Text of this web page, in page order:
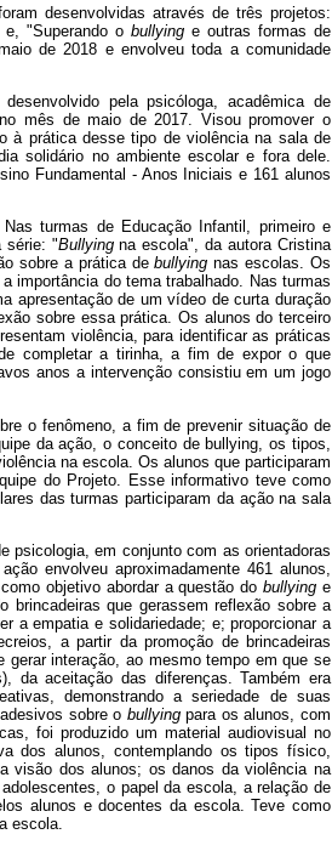
desenvolvidas através de três projetos:
"Superando o bullyinge outras formas de
de 2018 e envolveu toda a comunidade
pela psicóloga, acadêmica de
mês de maio de 2017. Visou promover o
à prática desse tipo de violência na sala de
solidário no ambiente escolar e fora dele.
Fundamental - Anos Iniciais e 161 alunos
turmas de Educação Infantil, primeiro e
série: "Bullyingna escola", da autora Cristina
sobre a prática debullying nas escolas. Os
importância do tema trabalhado. Nas turmas
apresentação de um vídeo de curta duração
sobre essa prática. Os alunos do terceiro
violência, para identificar as práticas
completar a tirinha, a fim de expor o que
anos a intervenção consistiu em um jogo
o fenômeno, a fim de prevenir situação de
da ação, o conceito de bullying, os tipos,
na escola. Os alunos que participaram
do Projeto. Esse informativo teve como
das turmas participaram da ação na sala
psicologia, em conjunto com as orientadoras
envolveu aproximadamente 461 alunos,
objetivo abordar a questão dobullying e
brincadeiras que gerassem reflexão sobre a
a empatia e solidariedade; e; proporcionar a
a partir da promoção de brincadeiras
interação, ao mesmo tempo em que se
da aceitação das diferenças. Também era
demonstrando a seriedade de suas
sobre o bullyingpara os alunos, com
foi produzido um material audiovisual no
dos alunos, contemplando os tipos físico,
visão dos alunos; os danos da violência na
o papel da escola, a relação de
alunos e docentes da escola. Teve como
escola.